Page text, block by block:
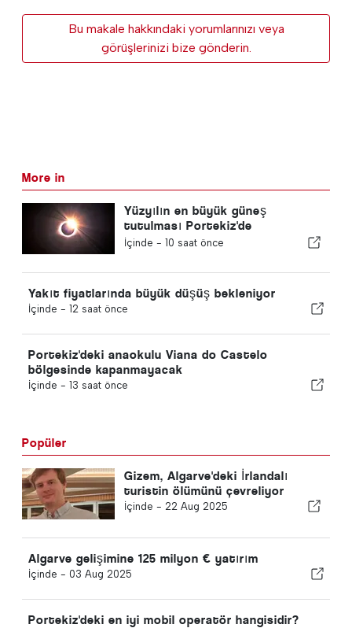
Bu makale hakkındaki yorumlarınızı veya
görüşlerinizi bize gönderin.
More in
Yüzyılın en büyük güneş
tutulması Portekiz'de
gerçekleşiyor
İçinde - 10 saat önce
Yakıt fiyatlarında büyük düşüş bekleniyor
İçinde - 12 saat önce
Portekiz'deki anaokulu Viana do Castelo
bölgesinde kapanmayacak
İçinde - 13 saat önce
Popüler
Gizem, Algarve'deki İrlandalı
turistin ölümünü çevreliyor
İçinde - 22 Aug 2025
Algarve gelişimine 125 milyon € yatırım
İçinde - 03 Aug 2025
Portekiz'deki en iyi mobil operatör hangisidir?